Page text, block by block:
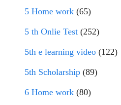
5 Home work (65)
5 th Onlie Test (252)
5th e learning video (122)
5th Scholarship (89)
6 Home work (80)